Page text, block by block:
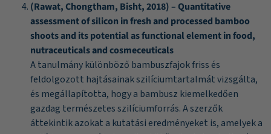
(Rawat, Chongtham, Bisht, 2018) – Quantitative
assessment of silicon in fresh and processed bamboo
shoots and its potential as functional element in food,
nutraceuticals and cosmeceuticals
A tanulmány különböző bambuszfajok friss és
feldolgozott hajtásainak szilíciumtartalmát vizsgálta,
és megállapította, hogy a bambusz kiemelkedően
gazdag természetes szilíciumforrás. A szerzők
áttekintik azokat a kutatási eredményeket is, amelyek a